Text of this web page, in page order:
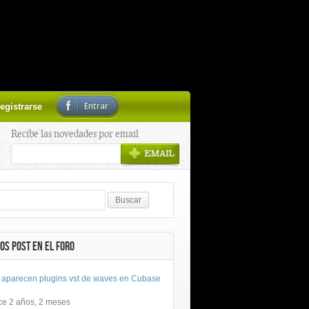
Entrar
Recibe las novedades por email
POST EN EL FORO
aparecen plugins vst de waves en Cubase
2 años, 2 meses